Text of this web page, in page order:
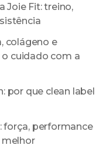
Joie Fit: treino,
colágeno e
cuidado com a
por que clean label
força, performance
melhor